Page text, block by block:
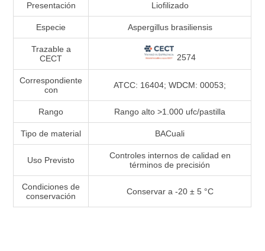
Presentación Liofilizado
Especie Aspergillus brasiliensis
Trazable a
CECT
2574
Correspondiente
con
ATCC: 16404; WDCM: 00053;
Rango Rango alto >1.000 ufc/pastilla
Tipo de material BACuali
Uso Previsto
Controles internos de calidad en
términos de precisión
Condiciones de
conservación
Conservar a -20 ± 5 °C